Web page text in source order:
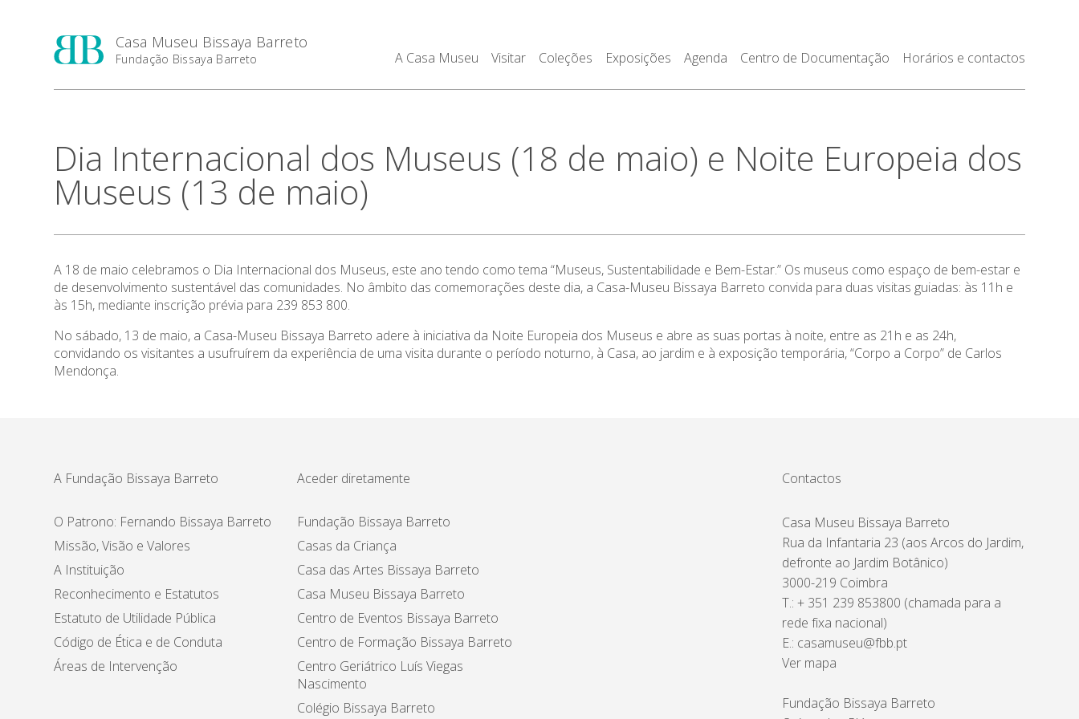
Casa Museu Bissaya Barreto
Fundação Bissaya Barreto A Casa Museu Visitar Coleções Exposições Agenda Centro de Documentação Horários e contactos
Dia Internacional dos Museus (18 de maio) e Noite Europeia dos
Museus (13 de maio)
A 18 de maio celebramos o Dia Internacional dos Museus, este ano tendo como tema “Museus, Sustentabilidade e Bem-Estar.” Os museus como espaço de bem-estar e
de desenvolvimento sustentável das comunidades. No âmbito das comemorações deste dia, a Casa-Museu Bissaya Barreto convida para duas visitas guiadas: às 11h e
às 15h, mediante inscrição prévia para 239 853 800.
No sábado, 13 de maio, a Casa-Museu Bissaya Barreto adere à iniciativa da Noite Europeia dos Museus e abre as suas portas à noite, entre as 21h e as 24h,
convidando os visitantes a usufruírem da experiência de uma visita durante o período noturno, à Casa, ao jardim e à exposição temporária, “Corpo a Corpo” de Carlos
Mendonça.
A Fundação Bissaya Barreto
O Patrono: Fernando Bissaya Barreto
Missão, Visão e Valores
A Instituição
Reconhecimento e Estatutos
Estatuto de Utilidade Pública
Código de Ética e de Conduta
Áreas de Intervenção
Aceder diretamente
Fundação Bissaya Barreto
Casas da Criança
Casa das Artes Bissaya Barreto
Casa Museu Bissaya Barreto
Centro de Eventos Bissaya Barreto
Centro de Formação Bissaya Barreto
Centro Geriátrico Luís Viegas
Nascimento
Colégio Bissaya Barreto
Contactos
Casa Museu Bissaya Barreto
Rua da Infantaria 23 (aos Arcos do Jardim,
defronte ao Jardim Botânico)
3000-219 Coimbra
T.: + 351 239 853800 (chamada para a
rede fixa nacional)
E.: casamuseu@fbb.pt
Ver mapa
Fundação Bissaya Barreto